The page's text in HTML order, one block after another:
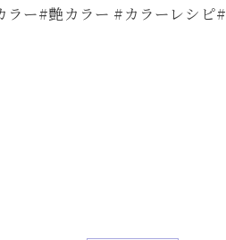
ー#艶カラー #カラーレシピ